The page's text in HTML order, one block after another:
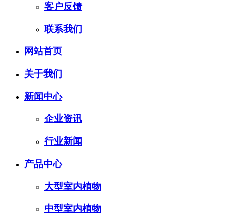
客户反馈
联系我们
网站首页
关于我们
新闻中心
企业资讯
行业新闻
产品中心
大型室内植物
中型室内植物